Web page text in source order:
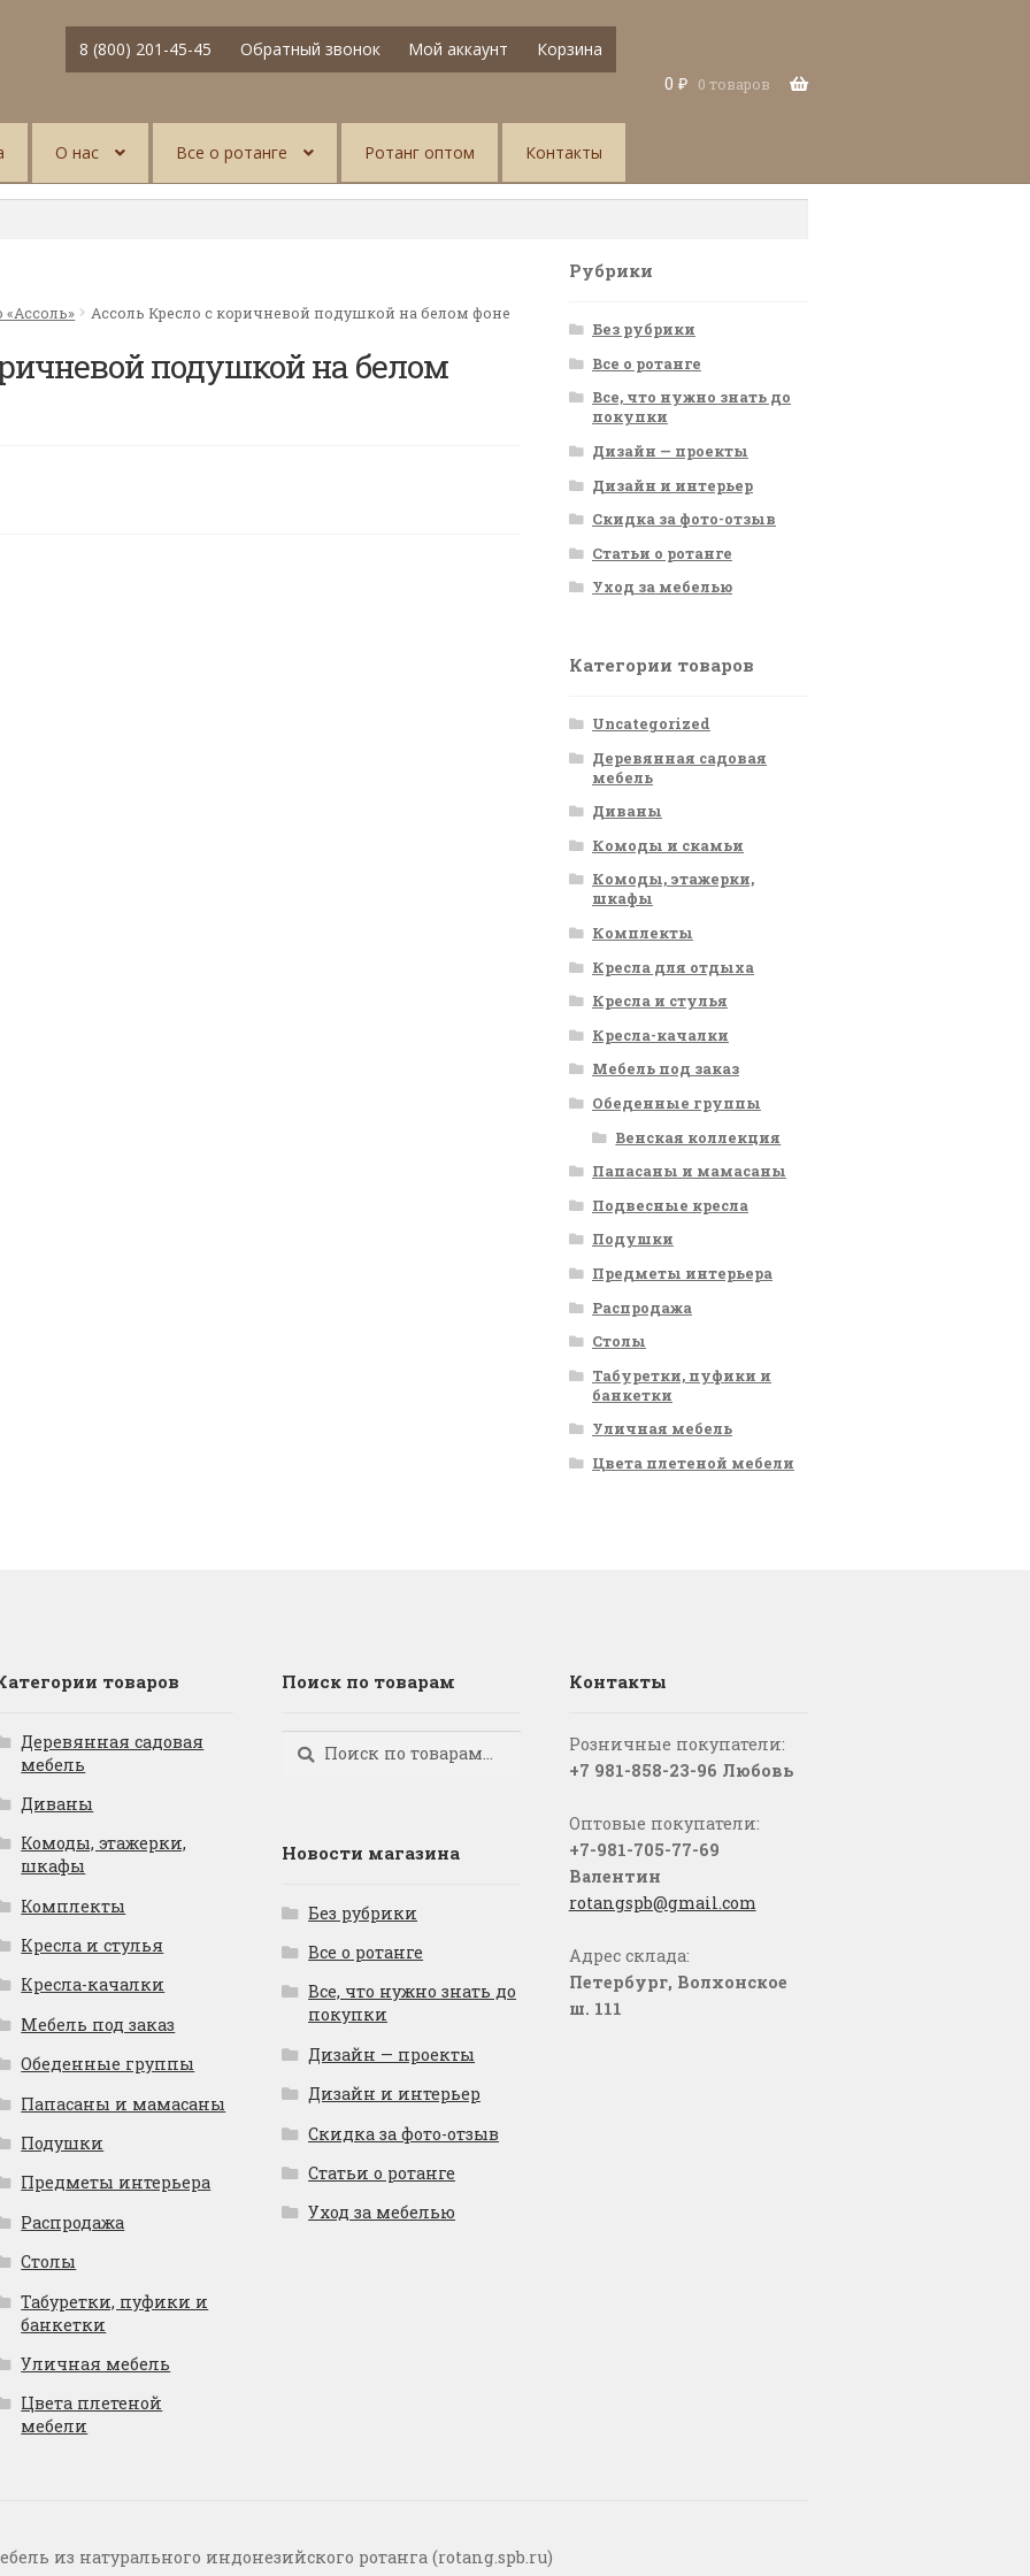
8 (800) 201-45-45 Обратный звонок Мой аккаунт
Корзина
0 ₽ 0 товаров
О нас Все о ротанге Ротанг оптом Контакты
«Ассоль» Ассоль Кресло с коричневой подушкой на белом фоне
подушкой на белом
Рубрики
Без рубрики
Все о ротанге
Все, что нужно знать до
покупки
Дизайн — проекты
Дизайн и интерьер
Скидка за фото-отзыв
Статьи о ротанге
Уход за мебелью
Категории товаров
Uncategorized
Деревянная садовая
мебель
Диваны
Комоды и скамьи
Комоды, этажерки,
шкафы
Комплекты
Кресла для отдыха
Кресла и стулья
Кресла-качалки
Мебель под заказ
Обеденные группы
Венская коллекция
Папасаны и мамасаны
Подвесные кресла
Подушки
Предметы интерьера
Распродажа
Столы
Табуретки, пуфики и
банкетки
Уличная мебель
Цвета плетеной мебели
товаров
Деревянная садовая
мебель
Диваны
Комоды, этажерки,
шкафы
Комплекты
Кресла и стулья
Кресла-качалки
Мебель под заказ
Обеденные группы
Папасаны и мамасаны
Подушки
Предметы интерьера
Распродажа
Столы
Табуретки, пуфики и
банкетки
Уличная мебель
Цвета плетеной
мебели
Поиск по товарам
Искать:
Поиск
Новости магазина
Без рубрики
Все о ротанге
Все, что нужно знать до
покупки
Дизайн — проекты
Дизайн и интерьер
Скидка за фото-отзыв
Статьи о ротанге
Уход за мебелью
Контакты
Розничные покупатели:
+7 981-858-23-96 Любовь
Оптовые покупатели:
+7-981-705-77-69
Валентин
rotangspb@gmail.com
Адрес склада:
Петербург, Волхонское
ш. 111
из натурального индонезийского ротанга (rotang.spb.ru)